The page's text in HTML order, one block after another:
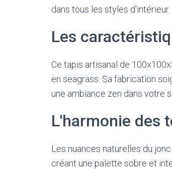
dans tous les styles d'intérieur.
Les
Ce tapis artisanal de
en seagrass. Sa fabrication
une ambiance zen dans votre
L'harmonie des
Les nuances naturelles du
créant une palette sobre et